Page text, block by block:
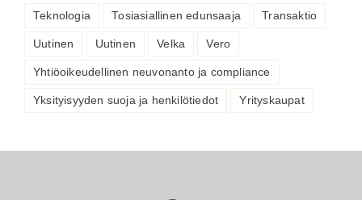
Teknologia Tosiasiallinen edunsaaja Transaktio
Uutinen Uutinen Velka Vero
Yhtiöoikeudellinen neuvonanto ja compliance
Yksityisyyden suoja ja henkilötiedot Yrityskaupat